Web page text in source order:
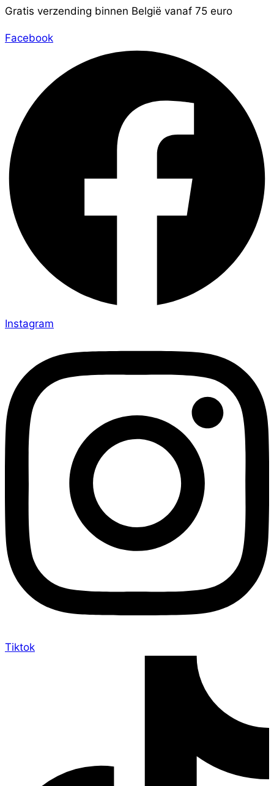
Gratis verzending binnen België vanaf 75 euro
Facebook
Instagram
Tiktok